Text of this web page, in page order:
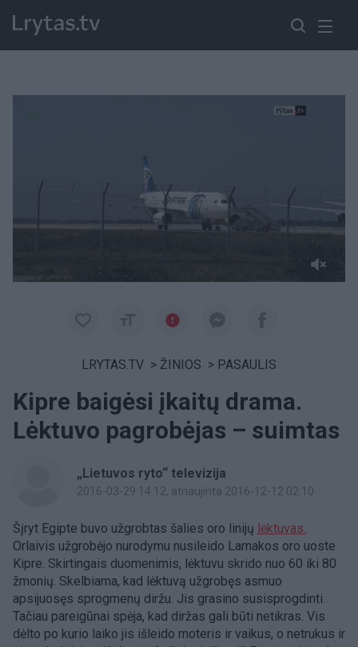
LRYTAS.TV > ŽINIOS > PASAULIS
Kipre baigėsi įkaitų drama.
Lėktuvo pagrobėjas – suimtas
„Lietuvos ryto“ televizija
2016-03-29 14:12, atnaujinta 2016-12-12 02:10
Šįryt Egipte buvo užgrobtas šalies oro linijų lėktuvas.
Orlaivis užgrobėjo nurodymu nusileido Larnakos oro uoste
Kipre. Skirtingais duomenimis, lėktuvu skrido nuo 60 iki 80
žmonių. Skelbiama, kad lėktuvą užgrobęs asmuo
apsijuosęs sprogmenų diržu. Jis grasino susisprogdinti.
Tačiau pareigūnai spėja, kad diržas gali būti netikras. Vis
dėlto po kurio laiko jis išleido moteris ir vaikus, o netrukus ir